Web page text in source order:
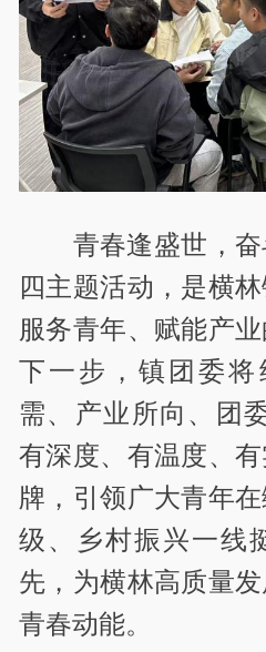
青春逢盛世，
四主题活动，是横林
服务青年、赋能产业
下一步，镇团委将
需、产业所向、团
有深度、有温度、
牌，引领广大青年
级、乡村振兴一线
先，为横林高质量
青春动能。